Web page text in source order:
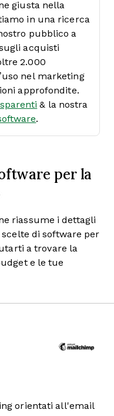
giusta nella
in una ricerca
pubblico a
acquisti
2.000
nel marketing
approfondite.
& la nostra
.
per la
riassume i dettagli
di software per
a trovare la
e le tue
orientati all'email